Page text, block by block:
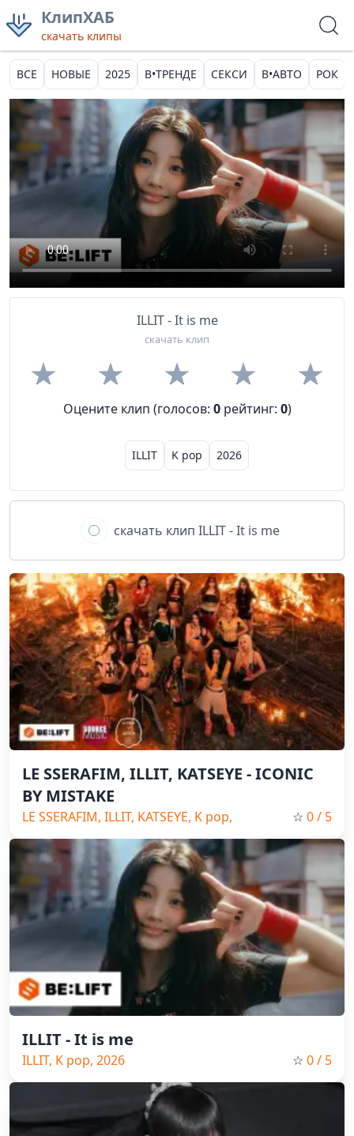
КлипХАБ
скачать клипы
ВСЕ НОВЫЕ 2025 В•ТРЕНДЕ СЕКСИ В•АВТО РОК
ILLIT - It is me
скачать клип
Оцените клип (голосов: 0 рейтинг: 0)
ILLIT K pop 2026
скачать клип ILLIT - It is me
LE SSERAFIM, ILLIT, KATSEYE - ICONIC
BY MISTAKE
LE SSERAFIM, ILLIT, KATSEYE, K pop,
2026
☆ 0/ 5
ILLIT - It is me
ILLIT, K pop, 2026 ☆ 0/ 5